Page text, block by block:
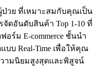
ป่วย ที่เหมาะสมกับคุณเป็น
จัดอันดับสินค้า Top 1-10 ที่
ร์ม E-commerce ชั้นนำ
บบ Real-Time เพื่อให้คุณ
ามนิยมสูงสุดและพิสูจน์